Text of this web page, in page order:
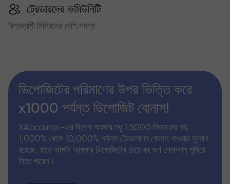
ট্রেডারদের কমিউনিটি
বিশ্বব্যাপী মিলিয়নের বেশি সদস্য
ডিপোজিটের পরিমাণের উপর ভিত্তি করে
x1000 পর্যন্ত ডিপোজিট বোনাস!
XAccounts-এর বিশেষ অফারে শুধু 1:5000 লিভারেজ নয়,
1,000% থেকে 10,000% পর্যন্ত ট্রেডযোগ্য বোনাস পাওয়ার সুযোগ
রয়েছে, যাতে আপনি আপনার ডিপোজিটের চেয়ে বহু গুণ লোকসান পুষিয়ে
নিতে পারেন।